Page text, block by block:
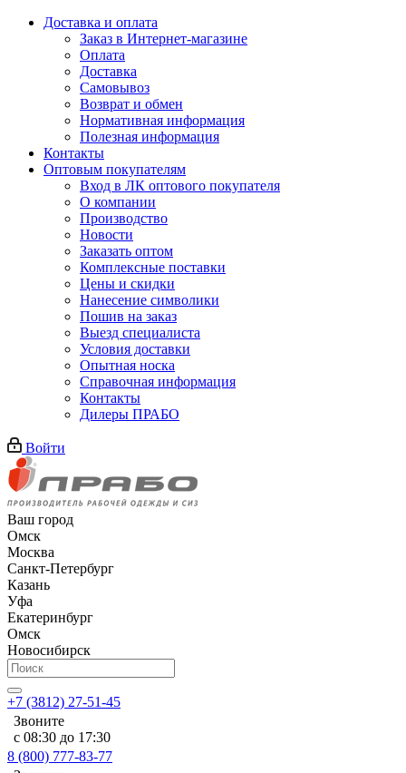
Доставка и оплата
Заказ в Интернет-магазине
Оплата
Доставка
Самовывоз
Возврат и обмен
Нормативная информация
Полезная информация
Контакты
Оптовым покупателям
Вход в ЛК оптового покупателя
О компании
Производство
Новости
Заказать оптом
Комплексные поставки
Цены и скидки
Нанесение символики
Пошив на заказ
Выезд специалиста
Условия доставки
Опытная носка
Справочная информация
Контакты
Дилеры ПРАБО
Войти
Ваш город
Омск
Москва
Санкт-Петербург
Казань
Уфа
Екатеринбург
Омск
Новосибирск
+7 (3812) 27-51-45
Звоните
с 08:30 до 17:30
8 (800) 777-83-77